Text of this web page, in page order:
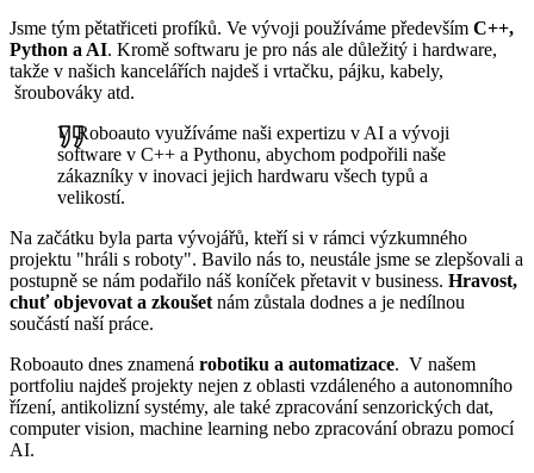
Jsme tým pětatřiceti profíků. Ve vývoji používáme především C++,
Python a AI. Kromě softwaru je pro nás ale důležitý i hardware,
takže v našich kancelářích najdeš i vrtačku, pájku, kabely,
šroubováky atd.
V Roboauto využíváme naši expertizu v AI a vývoji
software v C++ a Pythonu, abychom podpořili naše
zákazníky v inovaci jejich hardwaru všech typů a
velikostí.
Na začátku byla parta vývojářů, kteří si v rámci výzkumného
projektu "hráli s roboty". Bavilo nás to, neustále jsme se zlepšovali a
postupně se nám podařilo náš koníček přetavit v business. Hravost,
chuť objevovat a zkoušet nám zůstala dodnes a je nedílnou
součástí naší práce.
Roboauto dnes znamená robotiku a automatizace. V našem
portfoliu najdeš projekty nejen z oblasti vzdáleného a autonomního
řízení, antikolizní systémy, ale také zpracování senzorických dat,
computer vision, machine learning nebo zpracování obrazu pomocí
AI.